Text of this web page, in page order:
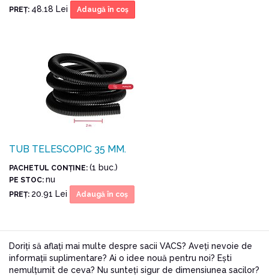
PREŢ: 48.18 Lei Adaugă în coş
TUB TELESCOPIC 35 MM.
PACHETUL CONŢINE: (1 buc.)
PE STOC: nu
PREŢ: 20.91 Lei Adaugă în coş
Doriți să aflați mai multe despre sacii VACS? Aveți nevoie de
informații suplimentare? Ai o idee nouă pentru noi? Ești
nemulțumit de ceva? Nu sunteți sigur de dimensiunea sacilor?